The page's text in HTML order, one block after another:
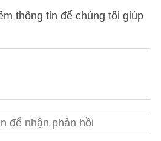
thông tin để chúng tôi giúp